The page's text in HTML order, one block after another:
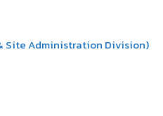
Site Administration Division)